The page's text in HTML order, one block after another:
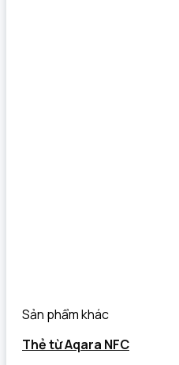
Sản phẩm khác
Thẻ từ Aqara NFC